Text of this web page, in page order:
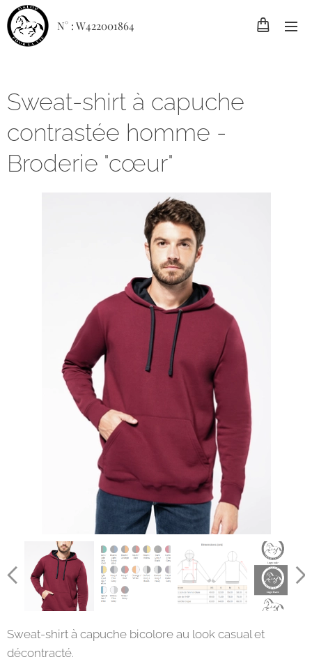
N° : W422001864
Sweat-shirt à capuche
contrastée homme -
Broderie "cœur"
Sweat-shirt à capuche bicolore au look casual et
décontracté.